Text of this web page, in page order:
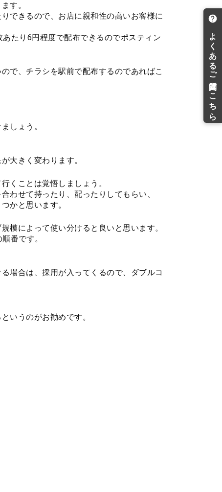
す。
できるので、お店に親和性の高いお客様に
たり6円程度で配布できるのでポスティン
で、チラシを駅前で配布するのであればこ
しょう。
大きく変わります。
くことは覚悟しましょう。
わせて持ったり、配ったりしてもらい、
かと思います。
模によって使い分けると良いと思います。
番です。
場合は、採用が入ってくるので、ダブルコ
いうのがお勧めです。